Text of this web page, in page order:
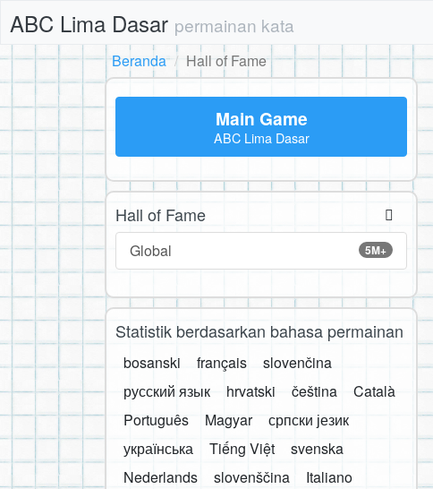
ABC Lima Dasar permainan kata
Beranda
Hall of Fame
Main Game
ABC Lima Dasar
Hall of Fame
5M+
Global
Statistik berdasarkan bahasa permainan
bosanski français
slovenčina
русский язык
hrvatski čeština
Català
Português
Magyar
српски језик
українська
Tiếng Việt
svenska
Nederlands
slovenščina
Italiano